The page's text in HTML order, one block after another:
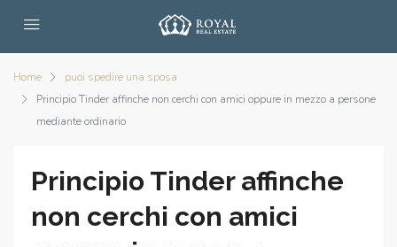
Home
puoi spedire una sposa
Principio Tinder affinche non cerchi con amici oppure in mezzo a persone
mediante ordinario
Principio Tinder affinche
non cerchi con amici